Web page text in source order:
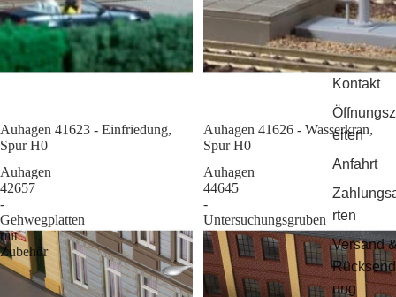
Kontakt
Öffnungsz
eiten
Anfahrt
rten
Versand
Rücksend
ung
Auhagen 41623 - Einfriedung,
Spur H0
Sale
Auhagen 41626 - Wasserkran,
Spur H0
Auhagen
42657
-
Gehwegplatten
mit
Zubehör
Auhagen
44645
-
Untersuchungsgruben